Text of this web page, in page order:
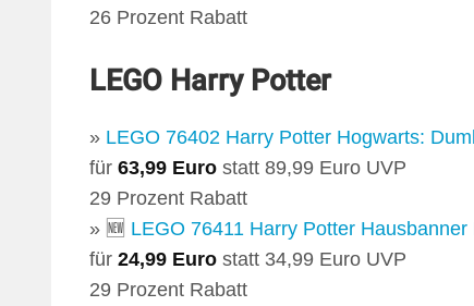
26 Prozent Rabatt
LEGO Harry Potter
» LEGO 76402 Harry Potter Hogwarts:
für 63,99 Euro statt 89,99 Euro UVP
29 Prozent Rabatt
» 🆕 LEGO 76411 Harry Potter Hausbanner
für 24,99 Euro statt 34,99 Euro UVP
29 Prozent Rabatt